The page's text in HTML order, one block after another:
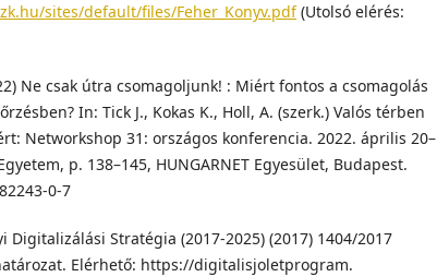
sites/default/files/Feher_Konyv.pdf(Utolsó elérés:
Ne csak útra csomagoljunk! : Miért fontos a csomagolás
In: Tick J., Kokas K., Holl, A. (szerk.) Valós térben
Networkshop 31: országos konferencia. 2022. április 20–
p. 138–145, HUNGARNET Egyesület, Budapest.
0-7
Digitalizálási Stratégia (2017-2025) (2017) 1404/2017
Elérhető: https://digitalisjoletprogram.